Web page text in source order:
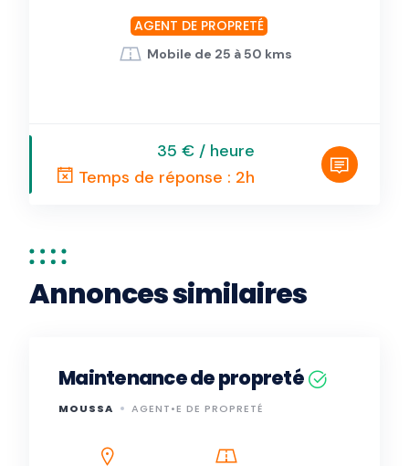
AGENT DE PROPRETÉ
Mobile de 25 à 50 kms
35 € / heure
Temps de réponse : 2h
Annonces similaires
Maintenance de propreté
MOUSSA AGENT•E DE PROPRETÉ